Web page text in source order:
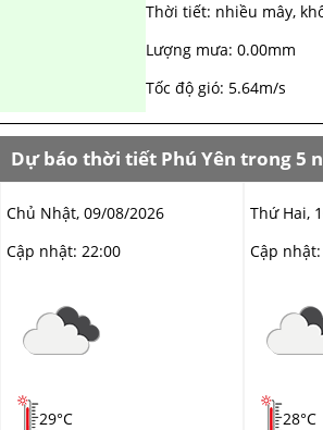
Thời tiết: nhiều mây,
Lượng mưa:0.00mm
Tốc độ gió: 5.64m/s
Dự báo thời tiết Phú Yên trong 5
Chủ Nhật, 09/08/2026
Cập nhật: 22:00
29°C
Thứ Hai,
Cập nhật:
28°C